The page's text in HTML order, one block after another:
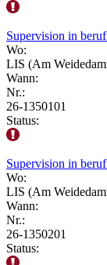
Supervision in
Wo:
LIS (Am
Wann:
Nr.:
26-1350101
Status:
Supervision in
Wo:
LIS (Am
Wann:
Nr.:
26-1350201
Status: